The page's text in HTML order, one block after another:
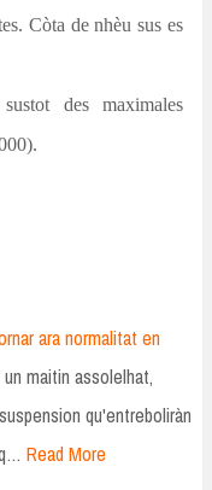
. Còta de nhèu sus es
des maximales
ara normalitat en
maitin assolelhat,
qu'entreboliràn
Read More